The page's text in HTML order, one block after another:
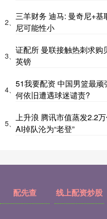
2、
三羊财务 迪马: 曼奇尼+
尼可能性小
3、
证配所 曼联接触热刺求
英镑
4、
51我要配资 中国男篮最
何依旧遭遇球迷谴责?
5、
上升浪 腾讯市值蒸发2.2
AI掉队沦为“老登”
配先查 线上配资炒股